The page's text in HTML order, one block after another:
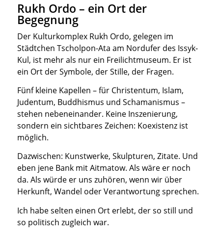
Rukh Ordo – ein Ort der
Begegnung
Der Kulturkomplex Rukh Ordo, gelegen im
Städtchen Tscholpon-Ata am Nordufer des Issyk-
Kul, ist mehr als nur ein Freilichtmuseum. Er ist
ein Ort der Symbole, der Stille, der Fragen.
Fünf kleine Kapellen – für Christentum, Islam,
Judentum, Buddhismus und Schamanismus –
stehen nebeneinander. Keine Inszenierung,
sondern ein sichtbares Zeichen: Koexistenz ist
möglich.
Dazwischen: Kunstwerke, Skulpturen, Zitate. Und
eben jene Bank mit Aitmatow. Als wäre er noch
da. Als würde er uns zuhören, wenn wir über
Herkunft, Wandel oder Verantwortung sprechen.
Ich habe selten einen Ort erlebt, der so still und
so politisch zugleich war.